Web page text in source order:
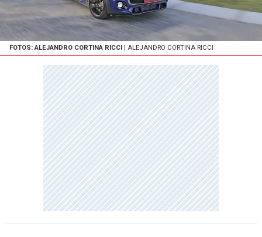
FOTOS: ALEJANDRO CORTINA RICCI | ALEJANDRO CORTINA RICCI